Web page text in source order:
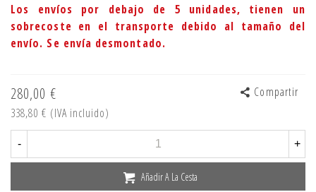
Los envíos por debajo de 5 unidades, tienen un
sobrecoste en el transporte debido al tamaño del
envío. Se envía desmontado.
280,00 €
338,80 € (IVA incluido)
Compartir
- +
Añadir A La Cesta